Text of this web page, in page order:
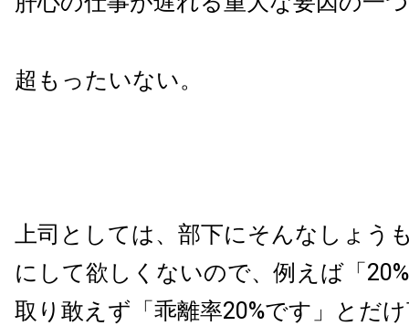
超もったいない。
上司としては、部下にそんなしょう
にして欲しくないので、例えば「
取り敢えず「乖離率20%です」とだ